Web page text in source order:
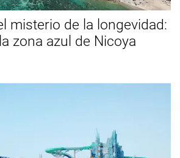
misterio de la longevidad:
zona azul de Nicoya